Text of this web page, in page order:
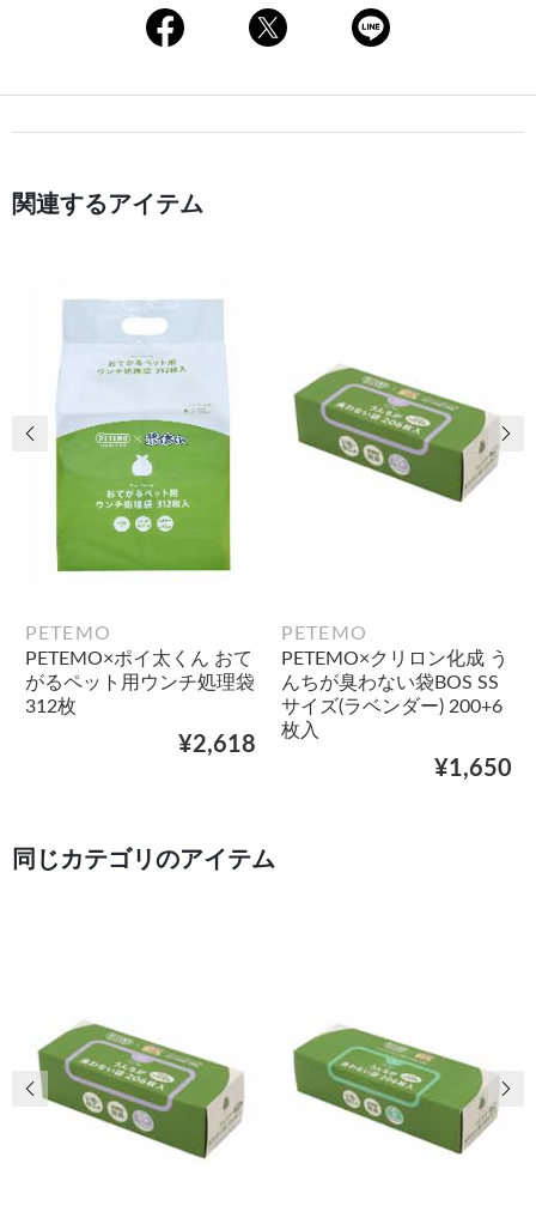
関連するアイテム
PETEMO
PETEMO×ポイ太くん おて
がるペット用ウンチ処理袋
312枚
¥2,618
PETEMO
PETEMO×クリロン化成 う
んちが臭わない袋BOS SS
サイズ(ラベンダー) 200+6
枚入
¥1,650
前の画像 次
同じカテゴリのアイテム
前の画像 次